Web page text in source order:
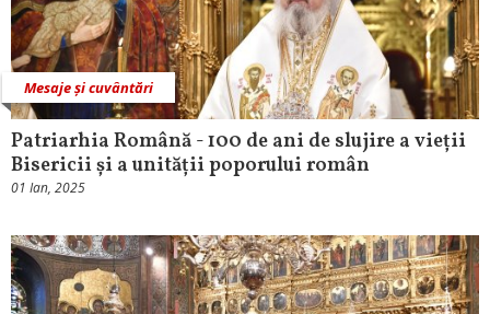
Mesaje și cuvântări
Patriarhia Română - 100 de ani de slujire a vieții
Bisericii și a unității poporului român
01 Ian, 2025